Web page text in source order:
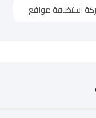
استضافة مواقع